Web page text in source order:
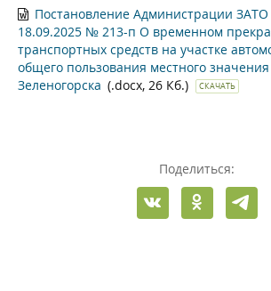
Постановление Администрации ЗАТО
18.09.2025 № 213-п О временном
транспортных средств на участке
общего пользования местного значения
Зеленогорска (.docx, 26 Кб.) СКАЧАТЬ
Поделиться: